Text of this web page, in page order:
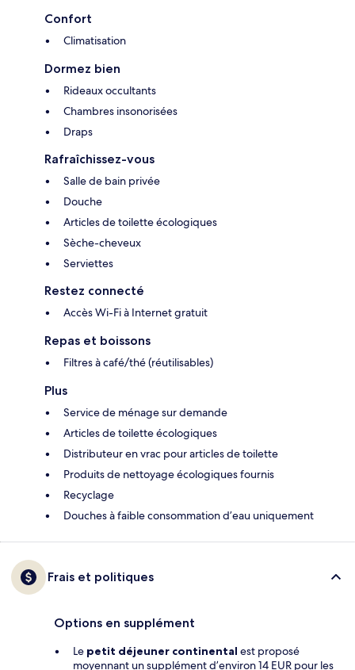
Confort
Climatisation
Dormez bien
Rideaux occultants
Chambres insonorisées
Draps
Rafraîchissez-vous
Salle de bain privée
Douche
Articles de toilette écologiques
Sèche-cheveux
Serviettes
Restez connecté
Accès Wi-Fi à Internet gratuit
Repas et boissons
Filtres à café/thé (réutilisables)
Plus
Service de ménage sur demande
Articles de toilette écologiques
Distributeur en vrac pour articles de toilette
Produits de nettoyage écologiques fournis
Recyclage
Douches à faible consommation d’eau uniquement
Frais et politiques
Options en supplément
Le petit déjeuner continental est proposé
moyennant un supplément d’environ 14 EUR pour les